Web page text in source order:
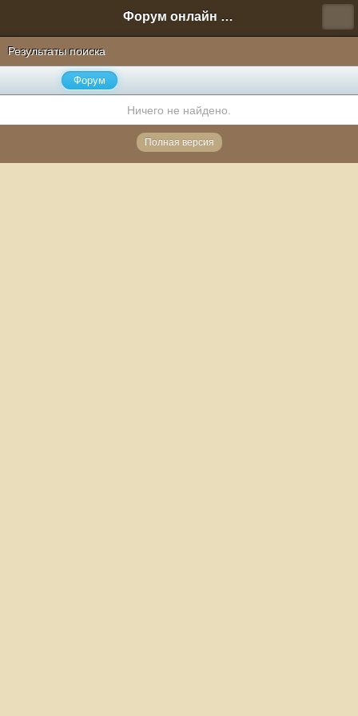
Форум онлайн игры "Новая Эра" (Нюра Биз)
Результаты поиска
Форум
Ничего не найдено.
Полная версия